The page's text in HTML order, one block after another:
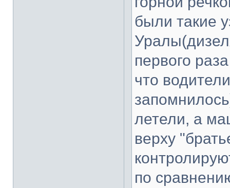
были такие
первого
что
летели, а
верху
по